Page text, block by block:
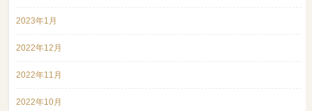
2023年1月
2022年12月
2022年11月
2022年10月